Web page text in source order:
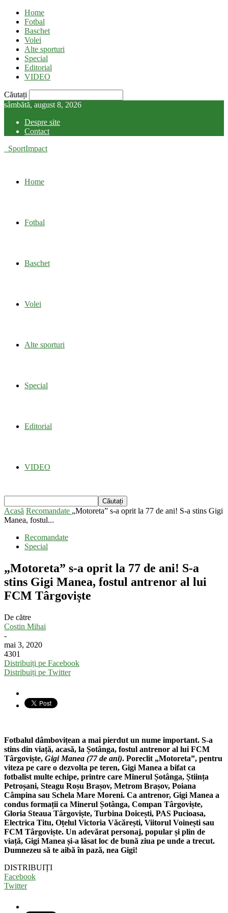
Home
Fotbal
Baschet
Volei
Alte sporturi
Special
Editorial
VIDEO
Căutați
sâmbătă, august 8, 2026
Despre site
Contact
SportImpact
Home
Fotbal
Baschet
Volei
Alte sporturi
Special
Editorial
VIDEO
Acasă Recomandate „Motoreta” s-a oprit la 77 de ani! S-a stins Gigi
Manea, fostul...
Recomandate
Special
„Motoreta” s-a oprit la 77 de ani! S-a
stins Gigi Manea, fostul antrenor al lui
FCM Târgoviște
De către
Costin Mihai
-
mai 3, 2020
4301
Distribuiți pe Facebook
Distribuiți pe Twitter
Fotbalul dâmbovițean a mai pierdut un nume important. S-a
stins din viață, acasă, la Șotânga, fostul antrenor al lui FCM
Târgoviște, Gigi Manea (77 de ani). Poreclit „Motoreta”, pentru
viteza pe care o dezvolta pe teren, Gigi Manea a bifat ca
fotbalist multe echipe, printre care Minerul Șotânga, Știința
Petroșani, Steagu Roșu Brașov, Metrom Brașov, Poiana
Câmpina sau Schela Mare Moreni. Ca antrenor, Gigi Manea a
condus formații ca Minerul Șotânga, Compan Târgoviște,
Gloria Steaua Târgoviște, Turbina Doicești, PAS Pucioasa,
Electrica Titu, Oțelul Victoria Văcărești, Viitorul Voinești sau
FCM Târgoviște. Un adevărat personaj, popular și plin de
viață, Gigi Manea și-a lăsat loc de bună ziua pe unde a trecut.
Dumnezeu să te aibă în pază, nea Gigi!
DISTRIBUIȚI
Facebook
Twitter